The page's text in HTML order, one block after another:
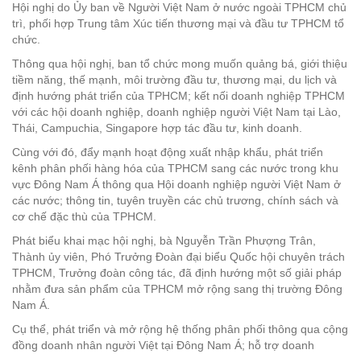
Hội nghị do Ủy ban về Người Việt Nam ở nước ngoài TPHCM chủ
trì, phối hợp Trung tâm Xúc tiến thương mại và đầu tư TPHCM tổ
chức.
Thông qua hội nghị, ban tổ chức mong muốn quảng bá, giới thiệu
tiềm năng, thế mạnh, môi trường đầu tư, thương mại, du lịch và
định hướng phát triển của TPHCM; kết nối doanh nghiệp TPHCM
với các hội doanh nghiệp, doanh nghiệp người Việt Nam tại Lào,
Thái, Campuchia, Singapore hợp tác đầu tư, kinh doanh.
Cùng với đó, đẩy mạnh hoạt động xuất nhập khẩu, phát triển
kênh phân phối hàng hóa của TPHCM sang các nước trong khu
vực Đông Nam Á thông qua Hội doanh nghiệp người Việt Nam ở
các nước; thông tin, tuyên truyền các chủ trương, chính sách và
cơ chế đặc thù của TPHCM.
Phát biểu khai mạc hội nghị, bà Nguyễn Trần Phượng Trân,
Thành ủy viên, Phó Trưởng Đoàn đại biểu Quốc hội chuyên trách
TPHCM, Trưởng đoàn công tác, đã định hướng một số giải pháp
nhằm đưa sản phẩm của TPHCM mở rộng sang thị trường Đông
Nam Á.
Cụ thể, phát triển và mở rộng hệ thống phân phối thông qua cộng
đồng doanh nhân người Việt tại Đông Nam Á; hỗ trợ doanh